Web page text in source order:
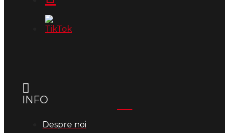
INFO
Despre noi